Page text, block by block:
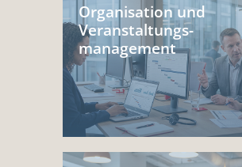
Organisation und
Veranstaltungs-
management